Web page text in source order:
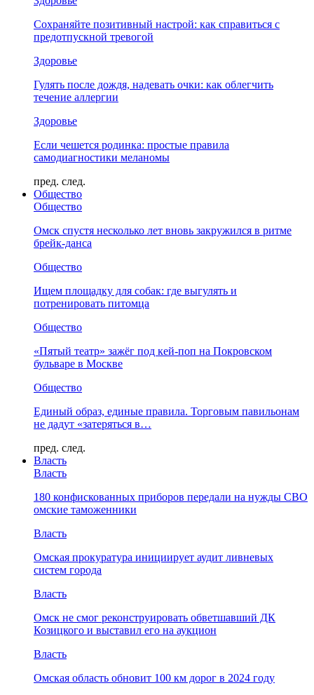
Сохраняйте позитивный настрой: как справиться с
предотпускной тревогой
Здоровье
Гулять после дождя, надевать очки: как облегчить
течение аллергии
Здоровье
Если чешется родинка: простые правила
самодиагностики меланомы
пред. след.
Общество
Общество
Омск спустя несколько лет вновь закружился в ритме
брейк-данса
Общество
Ищем площадку для собак: где выгулять и
потренировать питомца
Общество
«Пятый театр» зажёг под кей-поп на Покровском
бульваре в Москве
Общество
Единый образ, единые правила. Торговым павильонам
не дадут «затеряться в…
пред. след.
Власть
Власть
180 конфискованных приборов передали на нужды СВО
омские таможенники
Власть
Омская прокуратура инициирует аудит ливневых
систем города
Власть
Омск не смог реконструировать обветшавший ДК
Козицкого и выставил его на аукцион
Власть
Омская область обновит 100 км дорог в 2024 году